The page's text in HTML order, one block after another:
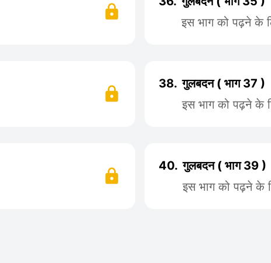
इस भाग को पढ़ने के
38. गुलबदन ( भाग 37 )
इस भाग को पढ़ने के
40. गुलबदन ( भाग 39 )
इस भाग को पढ़ने के